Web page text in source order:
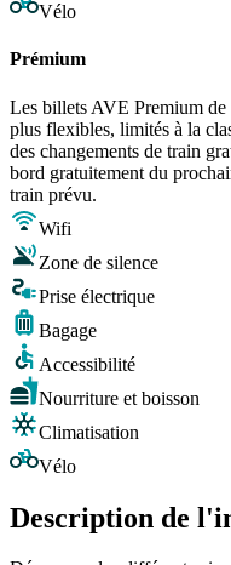
Vélo
Prémium
Les billets AVE Premium de
plus flexibles, limités à la
des changements de train
bord gratuitement du
train prévu.
Wifi
Zone de silence
Prise électrique
Bagage
Accessibilité
Nourriture et boisson
Climatisation
Vélo
Description de